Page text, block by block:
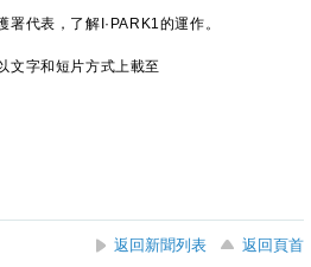
代表，了解I·PARK1的運作。
字和短片方式上載至
返回新聞列表
返回頁首